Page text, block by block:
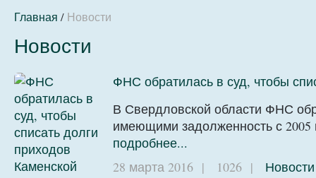
Главная / Новости
Новости
ФНС обратилась в суд, чтобы
В Свердловской области ФНС
имеющими задолженность с 2005
подробнее...
28 марта 2016 | 1026 | Новости